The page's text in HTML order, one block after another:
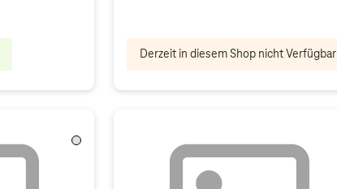
Derzeit in diesem Shop nicht Verfügbar
Transparent